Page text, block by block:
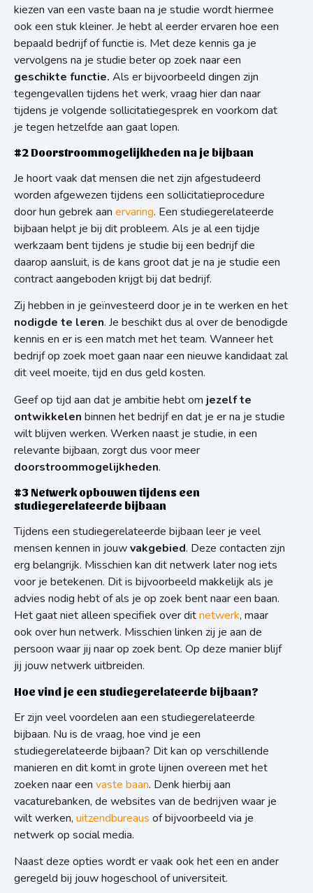
kiezen van een vaste baan na je studie wordt hiermee
ook een stuk kleiner. Je hebt al eerder ervaren hoe een
bepaald bedrijf of functie is. Met deze kennis ga je
vervolgens na je studie beter op zoek naar een
geschikte functie. Als er bijvoorbeeld dingen zijn
tegengevallen tijdens het werk, vraag hier dan naar
tijdens je volgende sollicitatiegesprek en voorkom dat
je tegen hetzelfde aan gaat lopen.
#2 Doorstroommogelijkheden na je bijbaan
Je hoort vaak dat mensen die net zijn afgestudeerd
worden afgewezen tijdens een sollicitatieprocedure
door hun gebrek aan ervaring. Een studiegerelateerde
bijbaan helpt je bij dit probleem. Als je al een tijdje
werkzaam bent tijdens je studie bij een bedrijf die
daarop aansluit, is de kans groot dat je na je studie een
contract aangeboden krijgt bij dat bedrijf.
Zij hebben in je geïnvesteerd door je in te werken en het
nodigde te leren. Je beschikt dus al over de benodigde
kennis en er is een match met het team. Wanneer het
bedrijf op zoek moet gaan naar een nieuwe kandidaat zal
dit veel moeite, tijd en dus geld kosten.
Geef op tijd aan dat je ambitie hebt om jezelf te
ontwikkelen binnen het bedrijf en dat je er na je studie
wilt blijven werken. Werken naast je studie, in een
relevante bijbaan, zorgt dus voor meer
doorstroommogelijkheden.
#3 Netwerk opbouwen tijdens een
studiegerelateerde bijbaan
Tijdens een studiegerelateerde bijbaan leer je veel
mensen kennen in jouwvakgebied. Deze contacten zijn
erg belangrijk. Misschien kan dit netwerk later nog iets
voor je betekenen. Dit is bijvoorbeeld makkelijk als je
advies nodig hebt of als je op zoek bent naar een baan.
Het gaat niet alleen specifiek over ditnetwerk, maar
ook over hun netwerk. Misschien linken zij je aan de
persoon waar jij naar op zoek bent. Op deze manier blijf
jij jouw netwerk uitbreiden.
Hoe vind je een studiegerelateerde bijbaan?
Er zijn veel voordelen aan een studiegerelateerde
bijbaan. Nu is de vraag, hoe vind je een
studiegerelateerde bijbaan? Dit kan op verschillende
manieren en dit komt in grote lijnen overeen met het
zoeken naar een vaste baan. Denk hierbij aan
vacaturebanken, de websites van de bedrijven waar je
wilt werken, uitzendbureaus of bijvoorbeeld via je
netwerk op social media.
Naast deze opties wordt er vaak ook het een en ander
geregeld bij jouw hogeschool of universiteit.